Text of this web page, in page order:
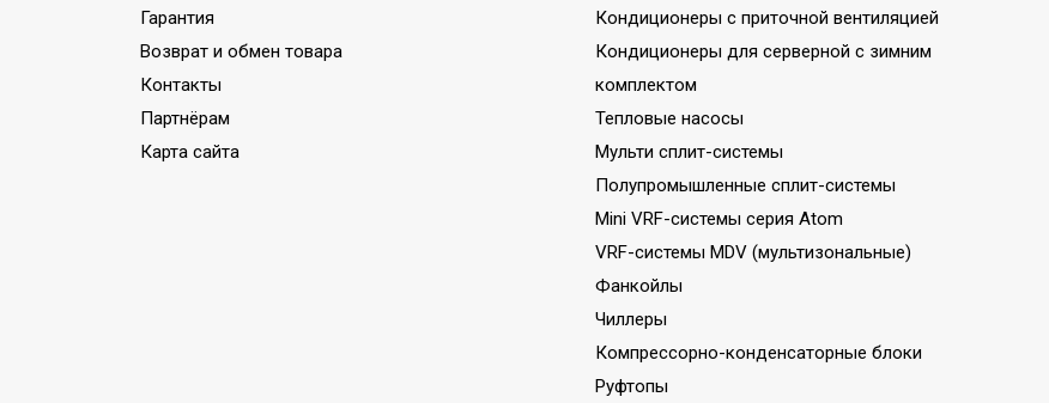
Гарантия
Возврат и обмен товара
Контакты
Партнёрам
Карта сайта
Кондиционеры с приточной вентиляцией
Кондиционеры для серверной с зимним
комплектом
Тепловые насосы
Мульти сплит-системы
Полупромышленные сплит-системы
Mini VRF-системы серия Atom
VRF-системы MDV (мультизональные)
Фанкойлы
Чиллеры
Компрессорно-конденсаторные блоки
Руфтопы